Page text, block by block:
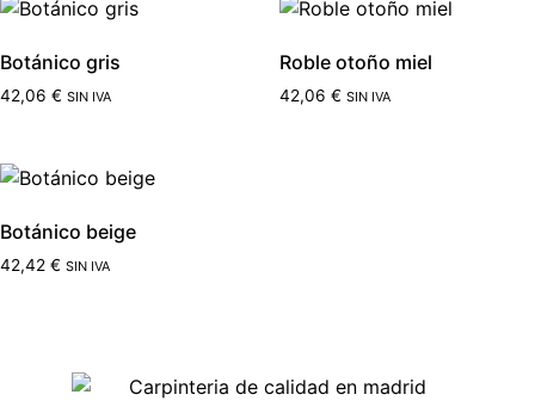
Botánico gris
42,06 € SIN IVA
Roble otoño miel
42,06 € SIN IVA
Botánico beige
42,42 € SIN IVA